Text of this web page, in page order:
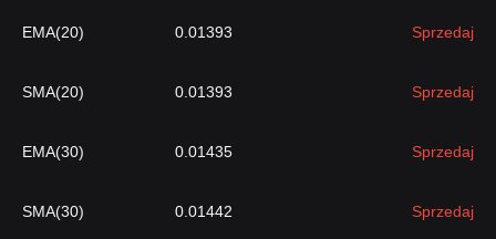
EMA(20) 0.01393 Sprzedaj
SMA(20) 0.01393 Sprzedaj
EMA(30) 0.01435 Sprzedaj
SMA(30) 0.01442 Sprzedaj